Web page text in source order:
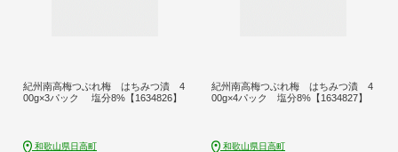
紀州南高梅つぶれ梅 はちみつ漬 4
00g×3パック 塩分8%【1634826】
和歌山県日高町
紀州南高梅つぶれ梅 はちみつ漬 4
00g×4パック 塩分8%【1634827】
和歌山県日高町